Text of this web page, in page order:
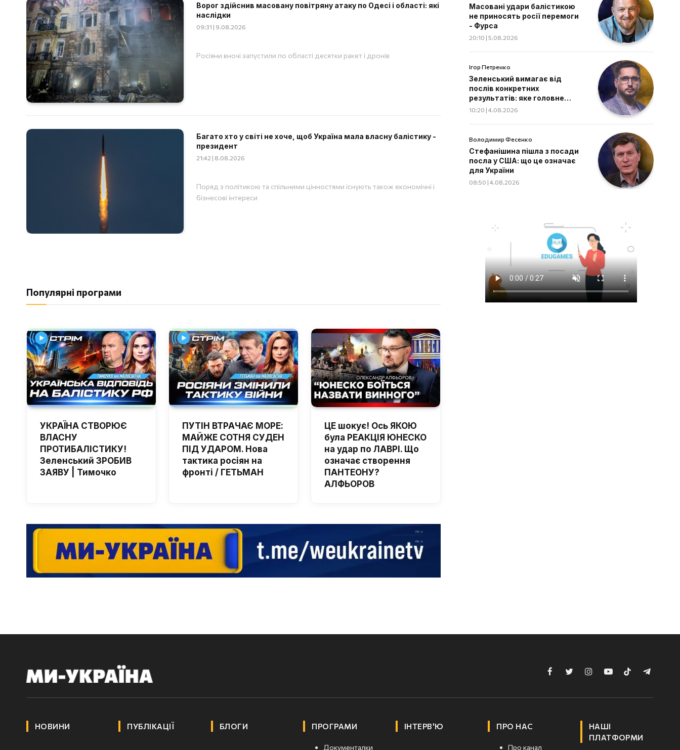
Ворог здійснив масовану повітряну атаку по Одесі і області: які
наслідки
09:31 | 9.08.2026
Росіяни вночі запустили по області десятки ракет і дронів
Багато хто у світі не хоче, щоб Україна мала власну балістику -
президент
21:42 | 8.08.2026
Поряд з політикою та спільними цінностями існують також економічні і
бізнесові інтереси
Популярні програми
УКРАЇНА СТВОРЮЄ
ВЛАСНУ
ПРОТИБАЛІСТИКУ!
Зеленський ЗРОБИВ
ЗАЯВУ | Тимочко
ПУТІН ВТРАЧАЄ МОРЕ:
МАЙЖЕ СОТНЯ СУДЕН
ПІД УДАРОМ. Нова
тактика росіян на
фронті / ГЕТЬМАН
ЦЕ шокує! Ось ЯКОЮ
була РЕАКЦІЯ ЮНЕСКО
на удар по ЛАВРІ. Що
означає створення
ПАНТЕОНУ?
АЛФЬОРОВ
Масовані удари балістикою
не приносять росії перемоги
- Фурса
20:10 | 5.08.2026
Ігор Петренко
Зеленський вимагає від
послів конкретних
результатів: яке головне
завдання дипломатів
10:20 | 4.08.2026
Володимир Фесенко
Стефанішина пішла з посади
посла у США: що це означає
для України
08:50 | 4.08.2026
FacebookTwitterInstagramYouTubeTikTokTelegram
НОВИНИ ПУБЛІКАЦІЇ БЛОГИ ПРОГРАМИ
Документалки
ІНТЕРВ'Ю ПРО НАС
Про канал
НАШІ
ПЛАТФОРМИ